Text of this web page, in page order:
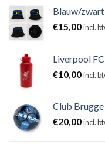
Blauw/
€15,00incl.
Liverpool
€10,00incl.
Club
€20,00incl.